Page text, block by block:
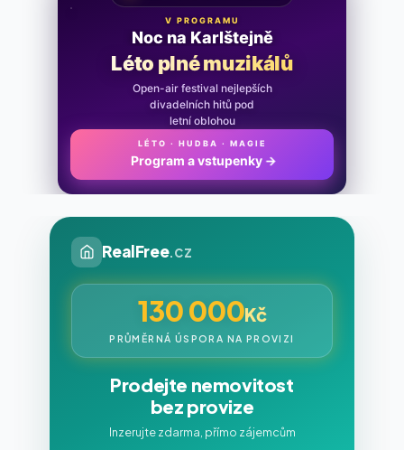
V PROGRAMU
Noc na Karlštejně
Léto plné muzikálů
Open-air festival nejlepších
divadelních hitů pod
letní oblohou
LÉTO · HUDBA · MAGIE
Program a vstupenky→
RealFree.cz
130 000Kč
PRŮMĚRNÁ ÚSPORA NA PROVIZI
Prodejte nemovitost
bez provize
Inzerujte zdarma, přímo zájemcům